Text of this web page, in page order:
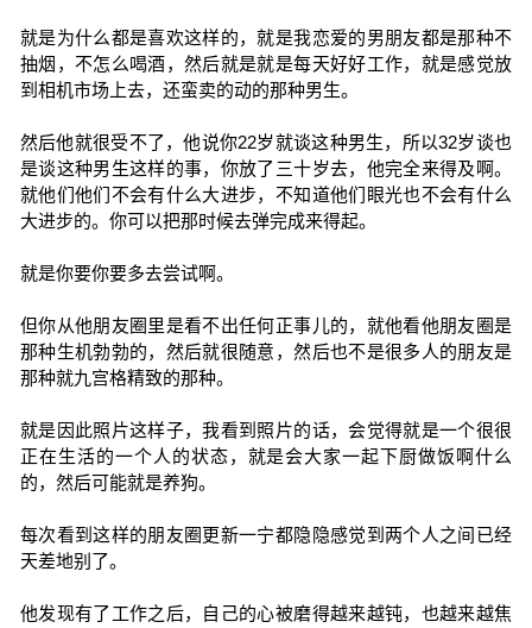
就是为什么都是喜欢这样的，就是我恋爱的男朋友都是那种不
抽烟，不怎么喝酒，然后就是就是每天好好工作，就是感觉放
到相机市场上去，还蛮卖的动的那种男生。
然后他就很受不了，他说你22岁就谈这种男生，所以32岁谈也
是谈这种男生这样的事，你放了三十岁去，他完全来得及啊。
就他们他们不会有什么大进步，不知道他们眼光也不会有什么
大进步的。你可以把那时候去弹完成来得起。
就是你要你要多去尝试啊。
但你从他朋友圈里是看不出任何正事儿的，就他看他朋友圈是
那种生机勃勃的，然后就很随意，然后也不是很多人的朋友是
那种就九宫格精致的那种。
就是因此照片这样子，我看到照片的话，会觉得就是一个很很
正在生活的一个人的状态，就是会大家一起下厨做饭啊什么
的，然后可能就是养狗。
每次看到这样的朋友圈更新一宁都隐隐感觉到两个人之间已经
天差地别了。
他发现有了工作之后，自己的心被磨得越来越钝，也越来越焦